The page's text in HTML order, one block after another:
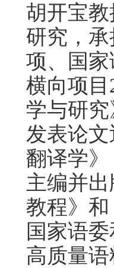
胡开宝
研究，
项、国
横向项目
学与研
发表论
翻译学
主编并
教程》
国家语
高质量